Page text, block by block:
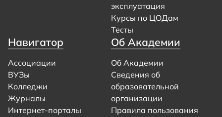
эксплуатация
Курсы по ЦОДам
Тесты
Навигатор
Ассоциации
ВУЗы
Колледжи
Журналы
Интернет-порталы
Об Академии
Об Академии
Сведения об
образовательной
организации
Правила пользования